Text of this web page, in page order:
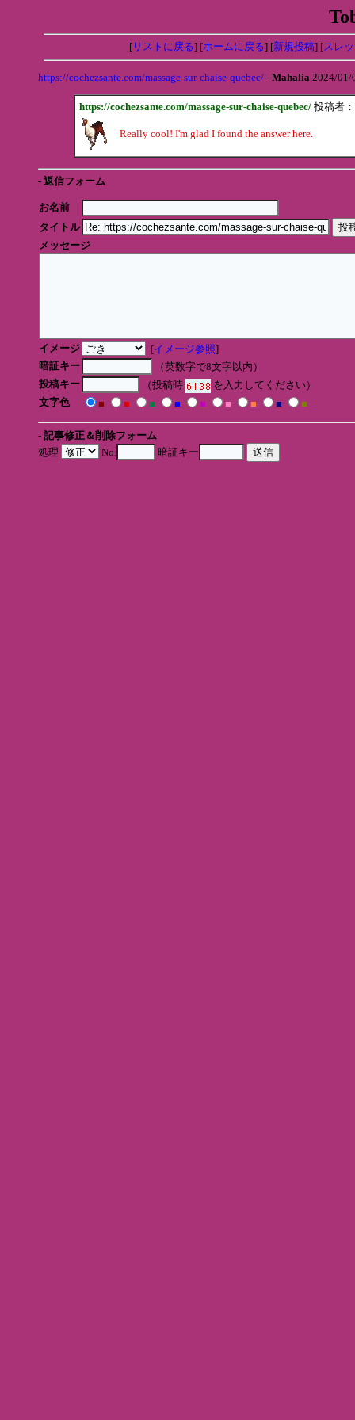
[リストに戻る] [ホームに戻る] [新規投稿] [スレ
https://cochezsante.com/massage-sur-chaise-quebec/ - Mahalia 2024/01/
https://cochezsante.com/massage-sur-chaise-quebec/投稿者：
Really cool! I'm glad I found the answer here.
- 返信フォーム
お名前
タイトル
メッセージ
イメージ [イメージ参照]
暗証キー
（英数字で8文字以内）
投稿キー
（投稿時
を入力してください）
文字色
■ ■ ■ ■ ■ ■ ■ ■ ■
- 記事修正＆削除フォーム
処理
No. 暗証キー